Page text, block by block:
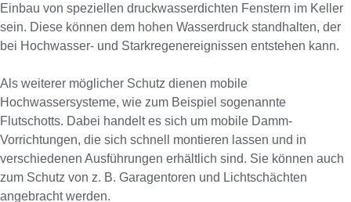
Einbau von speziellen druckwasserdichten Fenstern im Keller
sein. Diese können dem hohen Wasserdruck standhalten, der
bei Hochwasser- und Starkregenereignissen entstehen kann.
Als weiterer möglicher Schutz dienen mobile
Hochwassersysteme, wie zum Beispiel sogenannte
Flutschotts. Dabei handelt es sich um mobile Damm-
Vorrichtungen, die sich schnell montieren lassen und in
verschiedenen Ausführungen erhältlich sind. Sie können auch
zum Schutz von z. B. Garagentoren und Lichtschächten
angebracht werden.